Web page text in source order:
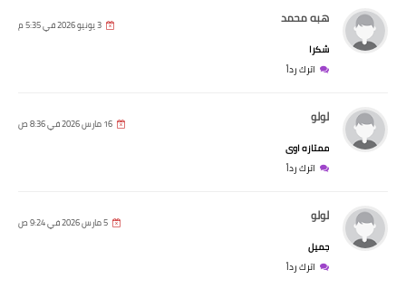
هبه محمد 3 يونيو 2026 في 5:35 م
شكرا
اترك رداً
لولو 16 مارس 2026 في 8:36 ص
ممتازه اوى
اترك رداً
لولو 5 مارس 2026 في 9:24 ص
جميل
اترك رداً